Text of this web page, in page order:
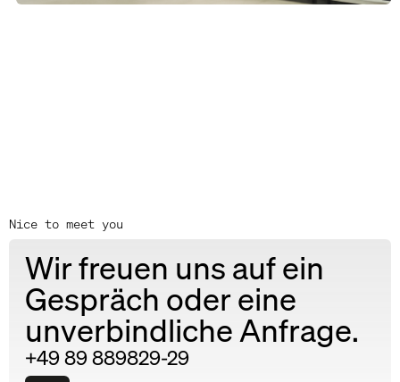
Nice to meet you
Wir freuen uns auf ein
Gespräch oder eine
unverbindliche Anfrage.
+49 89 889829-29